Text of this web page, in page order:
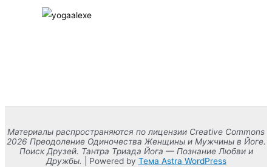
Материалы распространяются по лицензии Creative Commons
2026 Преодоление Одиночества Женщины и Мужчины в Йоге.
Поиск Друзей. Тантра Триада Йога — Познание Любви и
Дружбы. | Powered by Тема Astra WordPress